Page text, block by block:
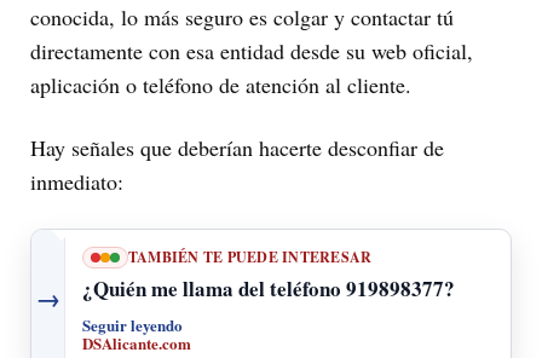
conocida, lo más seguro es colgar y contactar tú
directamente con esa entidad desde su web oficial,
aplicación o teléfono de atención al cliente.
Hay señales que deberían hacerte desconfiar de
inmediato:
→
TAMBIÉN TE PUEDE INTERESAR
¿Quién me llama del teléfono 919898377?
Seguir leyendo
DSAlicante.com